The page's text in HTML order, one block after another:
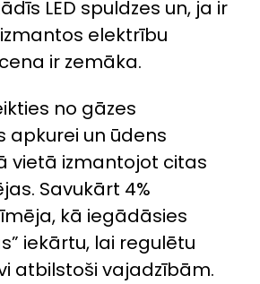
LED spuldzes un, ja ir
elektrību
ir zemāka.
no gāzes
apkurei un ūdens
vietā izmantojot citas
Savukārt 4%
kā iegādāsies
iekārtu, lai regulētu
atbilstoši vajadzībām.